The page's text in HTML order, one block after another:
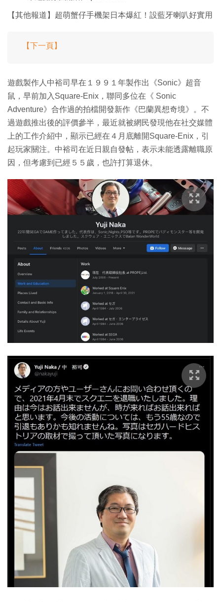
【其他報道】超萌蟹仔手機架日本爆紅！設藍牙喇叭好實用
【下一頁】
遊戲製作人中裕司早在１９９１年製作出《Sonic》超音
鼠，早前加入Square-Enix，聯同多位在《 Sonic
Adventure》合作過的拍檔開發新作《巴蘭異想奇境》。不
過遊戲推出後的評價參半，最近就被網民發現他在社交媒體
上的工作介紹中，顯示已經在４月底離開Square-Enix，引
起玩家關注。中裕司在近日親自發帖，表示未能透露離職原
因，但考慮到已經５５歲，也許打算退休。